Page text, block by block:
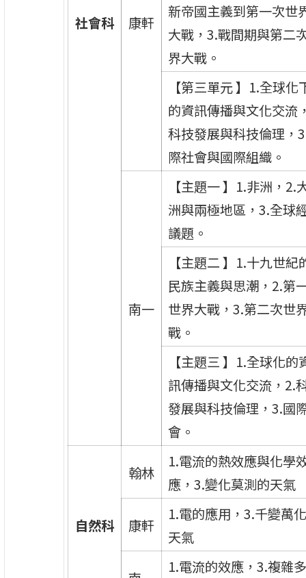
社會科 康軒
新帝國主義到第一次世
大戰，3.戰間期與第二
界大戰。
【第三單元 】1.全球化
的資訊傳播與文化交流
科技發展與科技倫理，
際社會與國際組織。
南一
【主題一 】1.非洲，2.
洲與兩極地區，3.全球
議題。
【主題二 】1.十九世紀
民族主義與思潮，2.第
世界大戰，3.第二次世
戰。
【主題三 】1.全球化的
訊傳播與文化交流，2.
發展與科技倫理，3.國
會。
自然科
翰林
1.電流的熱效應與化學
應，3.變化莫測的天氣
康軒
1.電的應用，3.千變萬
天氣
1.電流的效應，3.複雜